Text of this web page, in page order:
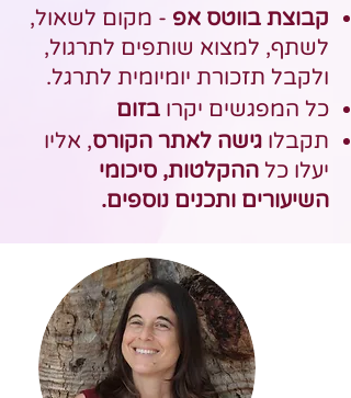
קבוצת בווטס אפ - מקום לשאול,
לשתף, למצוא שותפים לתרגול,
ולקבל תזכורת יומיומית לתרגל.
כל המפגשים יקרו בזום
תקבלו גישה לאתר הקורס, אליו
יעלו כל ההקלטות, סיכומי
השיעורים ותכנים נוספים.